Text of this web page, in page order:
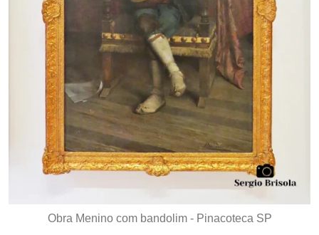
Obra Menino com bandolim - Pinacoteca SP